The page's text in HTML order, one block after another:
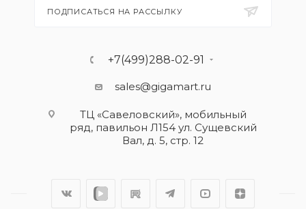
ПОДПИСАТЬСЯ НА РАССЫЛКУ
+7(499)288-02-91
sales@gigamart.ru
ТЦ «Савеловский», мобильный
ряд, павильон Л154 ул. Сущевский
Вал, д. 5, стр. 12